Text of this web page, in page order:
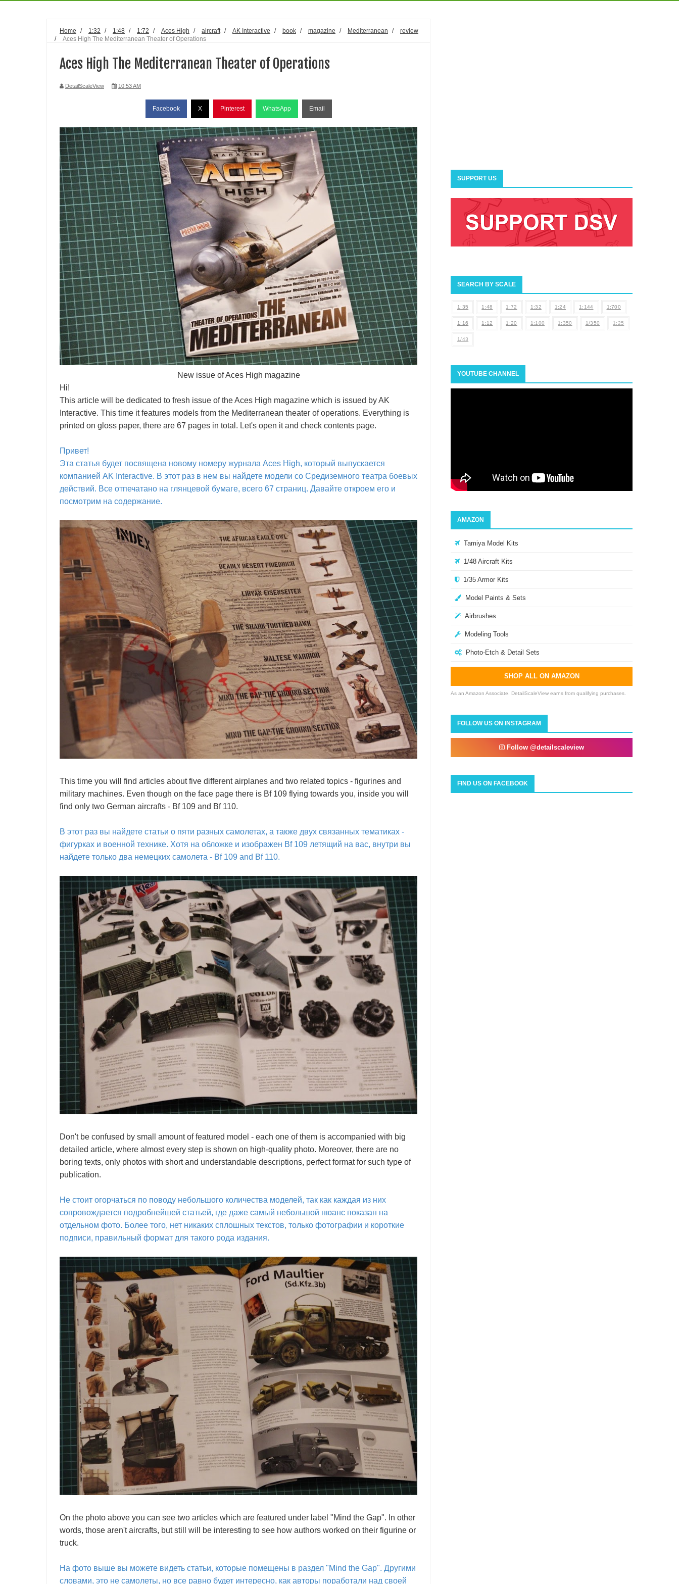
Home / 1:32 / 1:48 / 1:72 / Aces High / aircraft / AK Interactive / book / magazine / Mediterranean /
review
/
Aces High The Mediterranean Theater of Operations
Aces High The Mediterranean Theater of Operations
DetailScaleView 10:53 AM
Facebook X Pinterest WhatsApp Email
New issue of Aces High magazine
Hi!
This article will be dedicated to fresh issue of the Aces High magazine which is issued by AK
Interactive. This time it features models from the Mediterranean theater of operations. Everything is
printed on gloss paper, there are 67 pages in total. Let's open it and check contents page.
Привет!
Эта статья будет посвящена новому номеру журнала Aces High, который выпускается
компанией AK Interactive. В этот раз в нем вы найдете модели со Средиземного театра боевых
действий. Все отпечатано на глянцевой бумаге, всего 67 страниц. Давайте откроем его и
посмотрим на содержание.
This time you will find articles about five different airplanes and two related topics - figurines and
military machines. Even though on the face page there is Bf 109 flying towards you, inside you will
find only two German aircrafts - Bf 109 and Bf 110.
В этот раз вы найдете статьи о пяти разных самолетах, а также двух связанных тематиках -
фигурках и военной технике. Хотя на обложке и изображен Bf 109 летящий на вас, внутри вы
найдете только два немецких самолета - Bf 109 and Bf 110.
Don't be confused by small amount of featured model - each one of them is accompanied with big
detailed article, where almost every step is shown on high-quality photo. Moreover, there are no
boring texts, only photos with short and understandable descriptions, perfect format for such type of
publication.
Не стоит огорчаться по поводу небольшого количества моделей, так как каждая из них
сопровождается подробнейшей статьей, где даже самый небольшой нюанс показан на
отдельном фото. Более того, нет никаких сплошных текстов, только фотографии и короткие
подписи, правильный формат для такого рода издания.
On the photo above you can see two articles which are featured under label "Mind the Gap". In other
words, those aren't aircrafts, but still will be interesting to see how authors worked on their figurine or
truck.
На фото выше вы можете видеть статьи, которые помещены в раздел "Mind the Gap". Другими
словами, это не самолеты, но все равно будет интересно, как авторы поработали над своей
SUPPORT US
SEARCH BY SCALE
1:35 1:48 1:72 1:32 1:24 1:144 1:700
1:16 1:12 1:20 1:100 1:350 1/350 1:25
1/43
YOUTUBE CHANNEL
AMAZON
Tamiya Model Kits
1/48 Aircraft Kits
1/35 Armor Kits
Model Paints & Sets
Airbrushes
Modeling Tools
Photo-Etch & Detail Sets
SHOP ALL ON AMAZON
As an Amazon Associate, DetailScaleView earns from qualifying purchases.
FOLLOW US ON INSTAGRAM
Follow @detailscaleview
FIND US ON FACEBOOK